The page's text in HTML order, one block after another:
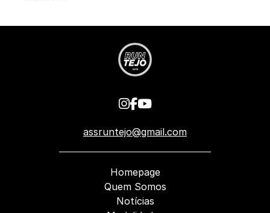
assruntejo@gmail.com
Homepage
Quem Somos
Notícias